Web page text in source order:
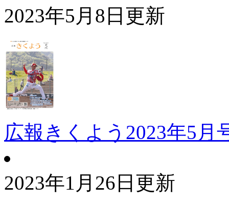
2023年5月8日更新
広報きくよう2023年5月
2023年1月26日更新